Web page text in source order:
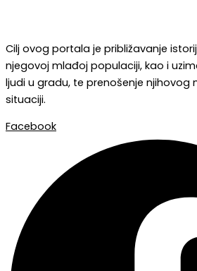
Cilj ovog portala je približavanje
njegovoj mlađoj populaciji, kao i
ljudi u gradu, te prenošenje njihovog
situaciji.
Facebook